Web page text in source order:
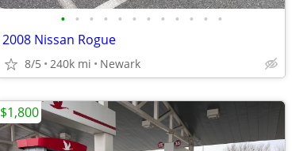
• • • • • • • • • • • •
2008 Nissan Rogue
8/5 240k mi Newark
$1,800